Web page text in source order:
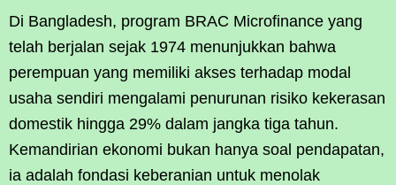
Di Bangladesh, program BRAC Microfinance yang
telah berjalan sejak 1974 menunjukkan bahwa
perempuan yang memiliki akses terhadap modal
usaha sendiri mengalami penurunan risiko kekerasan
domestik hingga 29% dalam jangka tiga tahun.
Kemandirian ekonomi bukan hanya soal pendapatan,
ia adalah fondasi keberanian untuk menolak